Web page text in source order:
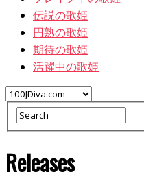
伝説の歌姫
円熟の歌姫
期待の歌姫
活躍中の歌姫
Releases